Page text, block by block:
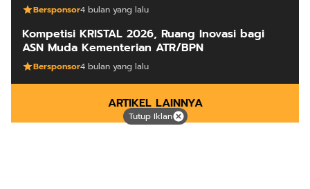
Bersponsor4 bulan yang lalu
Kompetisi KRISTAL 2026, Ruang Inovasi bagi
ASN Muda Kementerian ATR/BPN
Bersponsor4 bulan yang lalu
ARTIKEL LAINNYA
Tutup Iklan